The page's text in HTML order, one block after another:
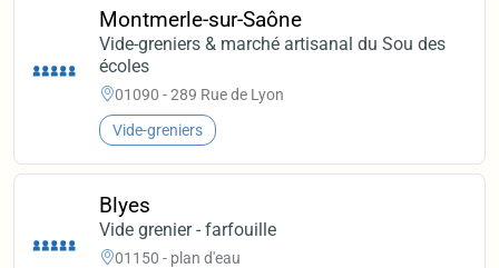
Montmerle-sur-Saône
Vide-greniers & marché artisanal du Sou des
écoles
01090 - 289 Rue de Lyon
Vide-greniers
Blyes
Vide grenier - farfouille
01150 - plan d'eau